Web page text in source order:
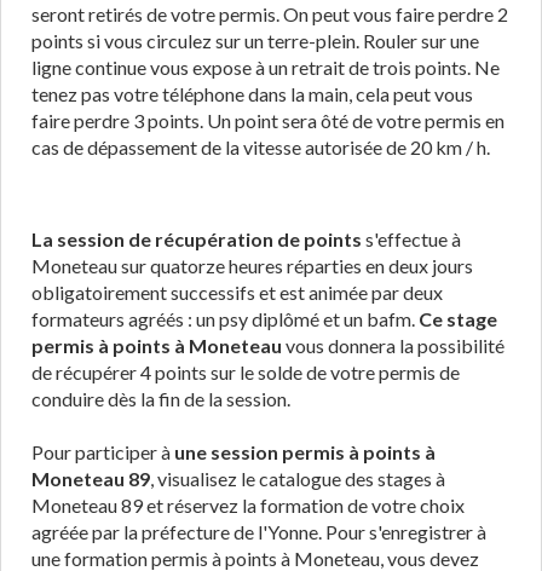
seront retirés de votre permis. On peut vous faire perdre 2
points si vous circulez sur un terre-plein. Rouler sur une
ligne continue vous expose à un retrait de trois points. Ne
tenez pas votre téléphone dans la main, cela peut vous
faire perdre 3 points. Un point sera ôté de votre permis en
cas de dépassement de la vitesse autorisée de 20 km / h.
La session de récupération de points s'effectue à
Moneteau sur quatorze heures réparties en deux jours
obligatoirement successifs et est animée par deux
formateurs agréés : un psy diplômé et un bafm. Ce stage
permis à points à Moneteau vous donnera la possibilité
de récupérer 4 points sur le solde de votre permis de
conduire dès la fin de la session.
Pour participer à une session permis à points à
Moneteau 89, visualisez le catalogue des stages à
Moneteau 89 et réservez la formation de votre choix
agréée par la préfecture de l'Yonne. Pour s'enregistrer à
une formation permis à points à Moneteau, vous devez